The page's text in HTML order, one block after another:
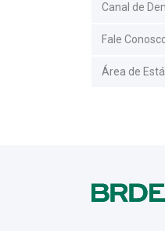
Canal de
Fale
Área de